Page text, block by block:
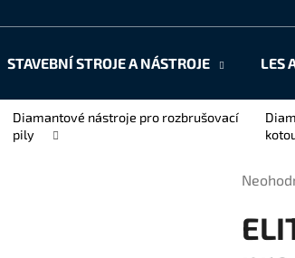
STAVEBNÍ STROJE A NÁSTROJE LES
Diamantové nástroje pro rozbrušovací
pily
je
Co potřebujete najít?